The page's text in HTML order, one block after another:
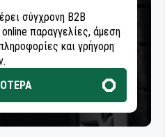
σύγχρονη B2B
παραγγελίες, άμεση
και γρήγορη